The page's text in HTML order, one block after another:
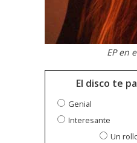
EP en
El disco te
Genial
Interesante
Un